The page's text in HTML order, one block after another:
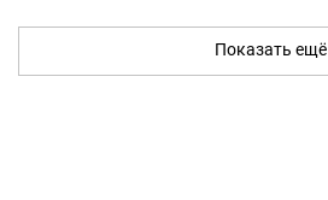
Показать ещё